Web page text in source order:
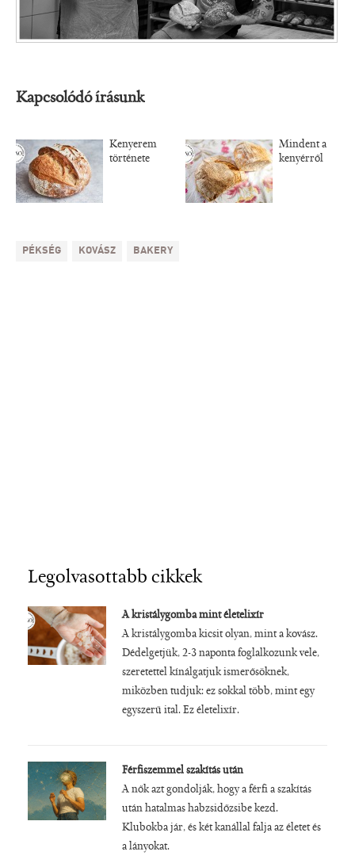
Kapcsolódó írásunk
Kenyerem
története
Mindent a
kenyérről
PÉKSÉG KOVÁSZ BAKERY
Legolvasottabb cikkek
A kristálygomba mint életelixír
A kristálygomba kicsit olyan, mint a kovász.
Dédelgetjük, 2-3 naponta foglalkozunk vele,
szeretettel kínálgatjuk ismerősöknek,
miközben tudjuk: ez sokkal több, mint egy
egyszerű ital. Ez életelixír.
Férfiszemmel szakítás után
A nők azt gondolják, hogy a férfi a szakítás
után hatalmas habzsidőzsibe kezd.
Klubokba jár, és két kanállal falja az életet és
a lányokat.